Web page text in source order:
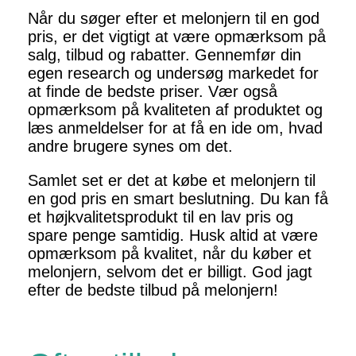
Når du søger efter et melonjern til en god
pris, er det vigtigt at være opmærksom på
salg, tilbud og rabatter. Gennemfør din
egen research og undersøg markedet for
at finde de bedste priser. Vær også
opmærksom på kvaliteten af produktet og
læs anmeldelser for at få en ide om, hvad
andre brugere synes om det.
Samlet set er det at købe et melonjern til
en god pris en smart beslutning. Du kan få
et højkvalitetsprodukt til en lav pris og
spare penge samtidig. Husk altid at være
opmærksom på kvalitet, når du køber et
melonjern, selvom det er billigt. God jagt
efter de bedste tilbud på melonjern!